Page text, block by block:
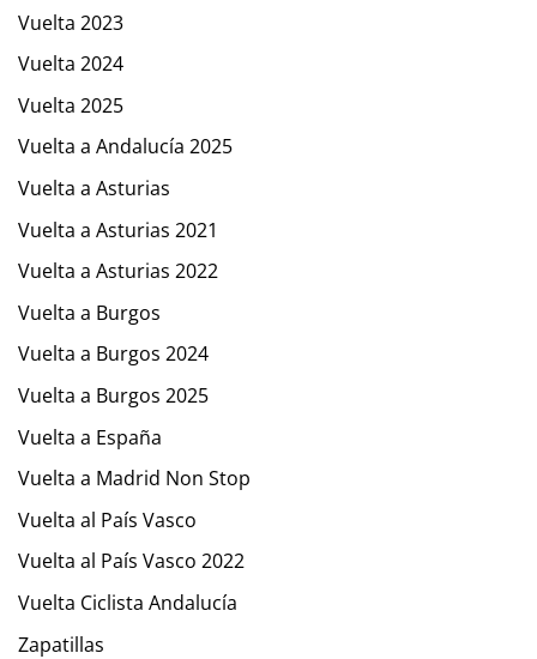
Vuelta 2023
Vuelta 2024
Vuelta 2025
Vuelta a Andalucía 2025
Vuelta a Asturias
Vuelta a Asturias 2021
Vuelta a Asturias 2022
Vuelta a Burgos
Vuelta a Burgos 2024
Vuelta a Burgos 2025
Vuelta a España
Vuelta a Madrid Non Stop
Vuelta al País Vasco
Vuelta al País Vasco 2022
Vuelta Ciclista Andalucía
Zapatillas